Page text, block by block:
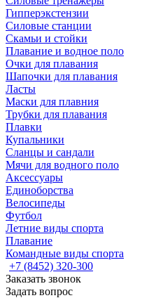
Гипперэкстензии
Силовые станции
Скамьи и стойки
Плавание и водное поло
Очки для плавания
Шапочки для плавания
Ласты
Маски для плавния
Трубки для плавания
Плавки
Купальники
Сланцы и сандали
Мячи для водного поло
Аксессуары
Единоборства
Велосипеды
Футбол
Летние виды спорта
Плавание
Командные виды спорта
+7 (8452) 320-300
Заказать звонок
Задать вопрос